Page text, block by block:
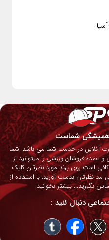
همیشگی شماست
آنلاین در خدمت شما می باشد. شما
عمده فروشان ورزشی را میتوانید از
است روی برند مورد نظرتان کلیک
مد نظرتان بدست آورید. با استفاده از
بگیرید...بیشتر بخوانید
دنبال کنید :